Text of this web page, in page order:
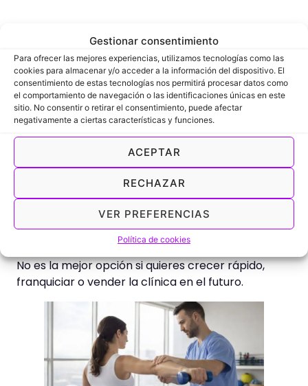
Gestionar consentimiento
Para ofrecer las mejores experiencias, utilizamos tecnologías como las
cookies para almacenar y/o acceder a la información del dispositivo. El
consentimiento de estas tecnologías nos permitirá procesar datos como
el comportamiento de navegación o las identificaciones únicas en este
sitio. No consentir o retirar el consentimiento, puede afectar
negativamente a ciertas características y funciones.
ACEPTAR
RECHAZAR
VER PREFERENCIAS
Política de cookies
???? Nombres con nombre propio
(cuándo sí y cuándo no)
Usar tu nombre o apellido puede ser una buena
opción si:
Ya tienes reputación profesional
Trabajas mucho la marca personal
No planeas escalar a varios centros a corto
plazo
Fisio Laura Martín
Clínica Romero Salud
Centro Fisioterapia Dr. Sánchez
No es la mejor opción si quieres crecer rápido,
franquiciar o vender la clínica en el futuro.